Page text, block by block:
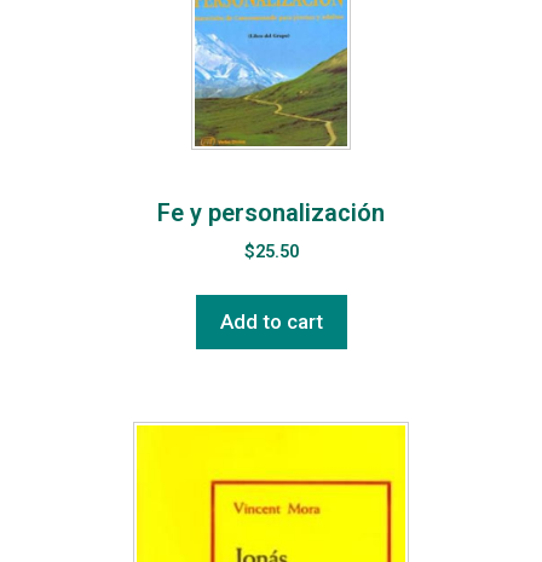
Fe y personalización
$25.50
Add to cart